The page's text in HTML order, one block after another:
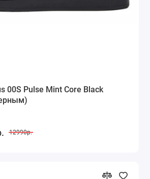
00S Pulse Mint Core Black
12990р.